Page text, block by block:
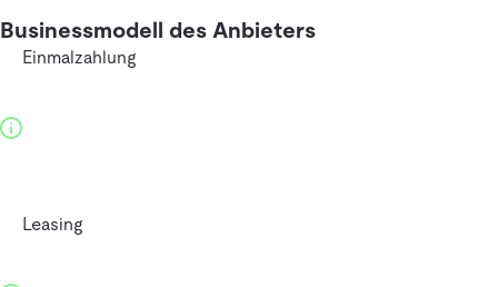
Businessmodell des Anbieters
Einmalzahlung
Leasing